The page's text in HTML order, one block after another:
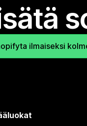
ilmaiseksi